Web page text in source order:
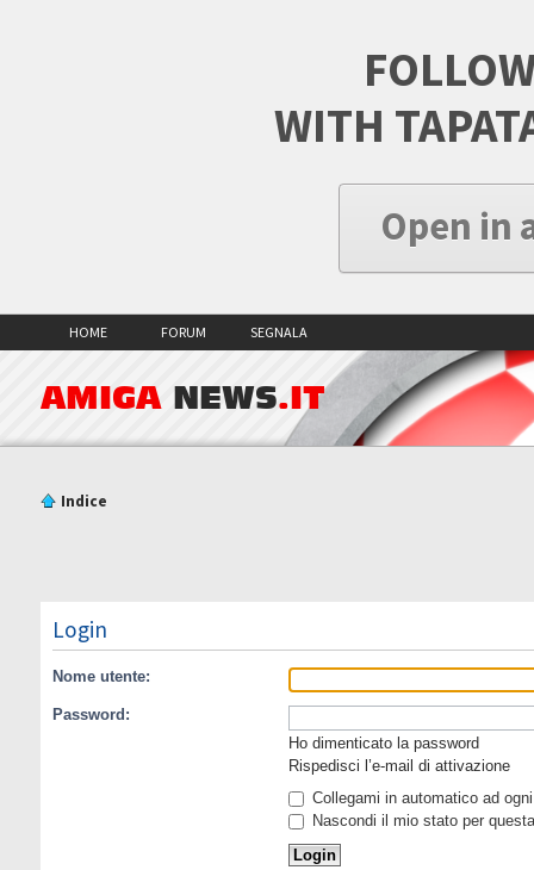
WITH
Open in
HOME FORUM SEGNALA
AMIGA NEWS.IT
Indice
Login
Nome utente:
Password:
Ho dimenticato la password
Rispedisci l’e-mail di attivazione
Collegami in automatico ad
Nascondi il mio stato per